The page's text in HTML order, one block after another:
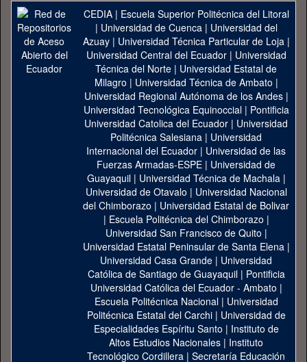
CEDIA| Escuela Superior Politécnica del Litoral
| Universidad de Cuenca| Universidad del
Azuay| Universidad Técnica Particular de Loja|
Universidad Central del Ecuador| Universidad
Técnica del Norte | Universidad Estatal de
Milagro | Universidad Técnica de Ambato |
Universidad Regional Autónoma de los Andes|
Universidad Tecnológica Equinoccial| Pontificia
Universidad Catolica del Ecuador | Universidad
Politécnica Salesiana | Universidad
Internacional del Ecuador | Universidad de las
Fuerzas Armadas-ESPE | Universidad de
Guayaquil| Universidad Técnica de Machala|
Universidad de Otavalo | Universidad Nacional
del Chimborazo | Universidad Estatal de Bolivar
| Escuela Politécnica del Chimborazo |
Universidad San Francisco de Quito |
Universidad Estatal Peninsular de Santa Elena|
Universidad Casa Grande | Universidad
Católica de Santiago de Guayaquil| Pontificia
Universidad Católica del Ecuador - Ambato |
Escuela Politécnica Nacional| Universidad
Politécnica Estatal del Carchi| Universidad de
Especialidades Espíritu Santo | Instituto de
Altos Estudios Nacionales | Instituto
Tecnológico Cordillera | Secretaría Educación